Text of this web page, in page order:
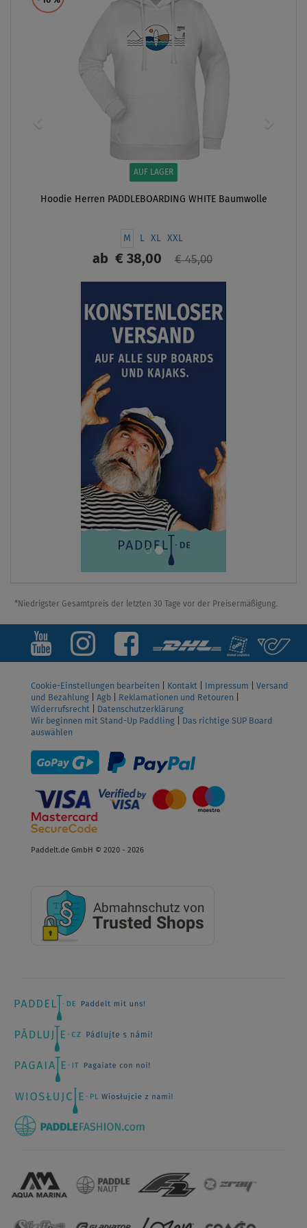
AUF LAGER
Hoodie Herren PADDLEBOARDING WHITE Baumwolle
M L XL XXL
ab€ 38,00 € 45,00
*Niedrigster Gesamtpreis der letzten 30 Tage vor der Preisermäßigung.
Cookie-Einstellungen bearbeiten Kontakt Impressum
Versand
und Bezahlung
Agb Reklamationen und Retouren
Widerrufsrecht
Datenschutzerklärung
Wir beginnen mit Stand-Up Paddling
Das richtige SUP Board
auswählen
Paddelt.de GmbH © 2020 - 2026